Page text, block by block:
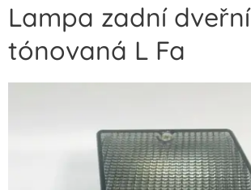
Lampa zadní dveřní
tónovaná L Fa